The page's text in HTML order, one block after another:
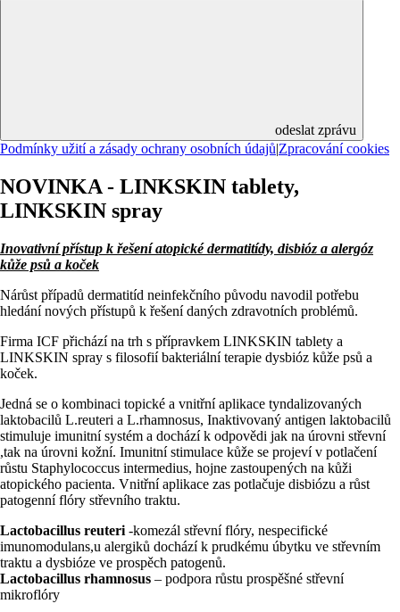
odeslat zprávu
Podmínky užití a zásady ochrany osobních údajů|Zpracování cookies
NOVINKA - LINKSKIN tablety,
LINKSKIN spray
Inovativní přístup k řešení atopické dermatitídy, disbióz a alergóz
kůže psů a koček
Nárůst případů dermatitíd neinfekčního původu navodil potřebu
hledání nových přístupů k řešení daných zdravotních problémů.
Firma ICF přichází na trh s přípravkem LINKSKIN tablety a
LINKSKIN spray s filosofií bakteriální terapie dysbióz kůže psů a
koček.
Jedná se o kombinaci topické a vnitřní aplikace tyndalizovaných
laktobacilů L.reuteri a L.rhamnosus, Inaktivovaný antigen laktobacilů
stimuluje imunitní systém a dochází k odpovědi jak na úrovni střevní
,tak na úrovni kožní. Imunitní stimulace kůže se projeví v potlačení
růstu Staphylococcus intermedius, hojne zastoupených na kůži
atopického pacienta. Vnitřní aplikace zas potlačuje disbiózu a růst
patogenní flóry střevního traktu.
Lactobacillus reuteri -komezál střevní flóry, nespecifické
imunomodulans,u alergiků dochází k prudkému úbytku ve střevním
traktu a dysbióze ve prospěch patogenů.
Lactobacillus rhamnosus – podpora růstu prospěšné střevní
mikroflóry